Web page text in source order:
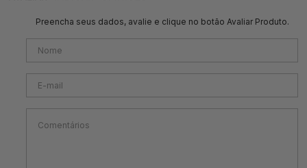
Preencha seus dados, avalie e clique no botão Avaliar Produto.